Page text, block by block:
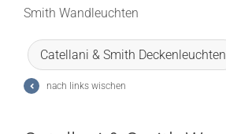
Smith Wandleuchten
Catellani & Smith Deckenleuchten
nach links wischen